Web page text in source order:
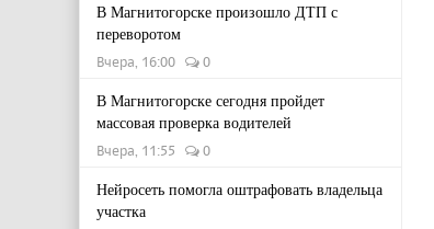
В Магнитогорске произошло ДТП с
переворотом
Вчера, 16:00 0
В Магнитогорске сегодня пройдет
массовая проверка водителей
Вчера, 11:55 0
Нейросеть помогла оштрафовать владельца
участка